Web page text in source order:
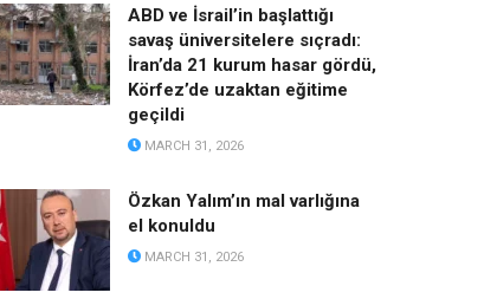
ABD ve İsrail’in başlattığı
savaş üniversitelere sıçradı:
İran’da 21 kurum hasar gördü,
Körfez’de uzaktan eğitime
geçildi
MARCH 31, 2026
Özkan Yalım’ın mal varlığına
el konuldu
MARCH 31, 2026